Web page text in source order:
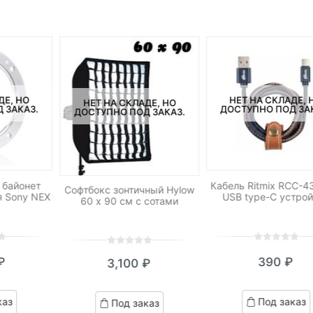
НО
ЗАКАЗ.
Sony NEX
НЕТ НА СКЛАДЕ, НО
ДОСТУПНО ПОД ЗАКАЗ.
Софтбокс зонтичный Hylow
60 х 90 см с сотами
out
based
on
3,100₽
Под заказ
НЕТ НА СКЛАДЕ,
ДОСТУПНО ПОД
Кабель Ritmix RCC-
USB type-C
out
based
on
390₽
Под заказ